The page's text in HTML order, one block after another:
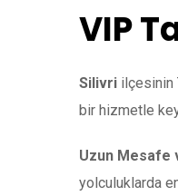
VIP
Silivri ilçesinin
bir hizmetle
Uzun Mesafe
yolculuklarda